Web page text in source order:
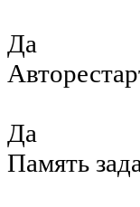
Да
Да
Память